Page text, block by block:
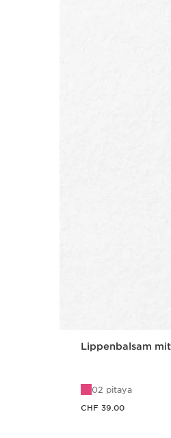
Lippenbalsam
02 pitaya
CHF 39.00